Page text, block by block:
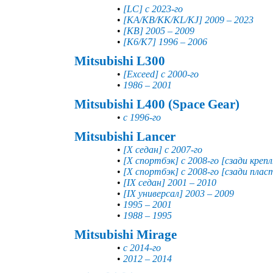
• [LC] с 2023-го
• [KA/KB/KK/KL/KJ] 2009 – 2023
• [KB] 2005 – 2009
• [K6/K7] 1996 – 2006
Mitsubishi L300
• [Exceed] с 2000-го
• 1986 – 2001
Mitsubishi L400 (Space Gear)
• с 1996-го
Mitsubishi Lancer
• [X седан] с 2007-го
• [X спортбэк] с 2008-го [сзади
• [X спортбэк] с 2008-го [сзади
• [IX седан] 2001 – 2010
• [IX универсал] 2003 – 2009
• 1995 – 2001
• 1988 – 1995
Mitsubishi Mirage
• с 2014-го
• 2012 – 2014